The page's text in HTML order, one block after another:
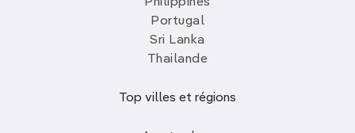
Portugal
Sri Lanka
Thailande
Top villes et régions